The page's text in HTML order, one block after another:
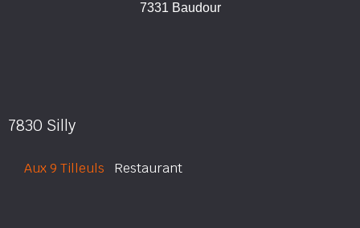
7331 Baudour
7830 Silly
Aux 9 Tilleuls Restaurant